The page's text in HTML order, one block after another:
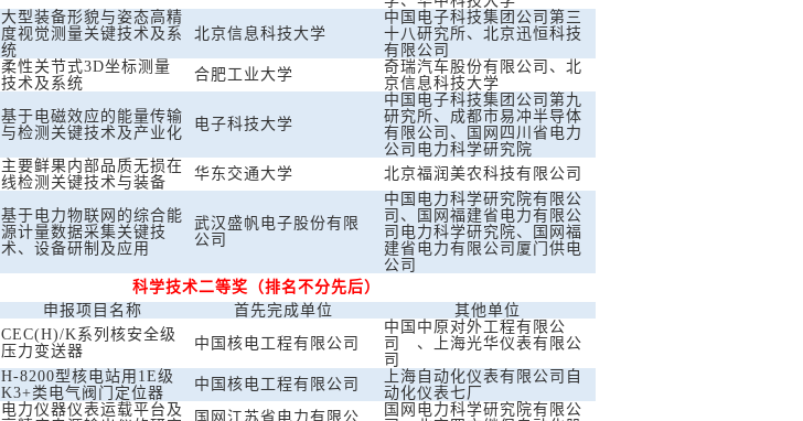
大型装备形貌与姿态高精
度视觉测量关键技术及系
统
北京信息科技大学
中国电子科技集团公司第三
十八研究所、北京迅恒科技
有限公司
柔性关节式3D坐标测量
技术及系统
合肥工业大学
奇瑞汽车股份有限公司、北
京信息科技大学
基于电磁效应的能量传输
与检测关键技术及产业化
电子科技大学
中国电子科技集团公司第九
研究所、成都市易冲半导体
有限公司、国网四川省电力
公司电力科学研究院
主要鲜果内部品质无损在
线检测关键技术与装备
华东交通大学 北京福润美农科技有限公司
基于电力物联网的综合能
源计量数据采集关键技
术、设备研制及应用
武汉盛帆电子股份有限
公司
中国电力科学研究院有限公
司、国网福建省电力有限公
司电力科学研究院、国网福
建省电力有限公司厦门供电
公司
科学技术二等奖（排名不分先后）
申报项目名称 首先完成单位
其他单位
CEC(H)/K系列核安全级
压力变送器
中国核电工程有限公司
中国中原对外工程有限公
司 、上海光华仪表有限公
司
H-8200型核电站用1E级
K3+类电气阀门定位器
中国核电工程有限公司
上海自动化仪表有限公司自
动化仪表七厂
电力仪器仪表运载平台及
国网江苏省电力有限公
国网电力科学研究院有限公